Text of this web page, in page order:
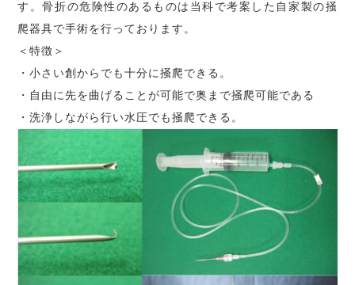
す。骨折の危険性のあるものは当科で考案した自家製の掻
爬器具で手術を行っております。
＜特徴＞
・小さい創からでも十分に掻爬できる。
・自由に先を曲げることが可能で奥まで掻爬可能である
・洗浄しながら行い水圧でも掻爬できる。